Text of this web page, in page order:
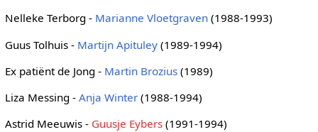
Nelleke Terborg - Marianne Vloetgraven(1988-1993)
Guus Tolhuis - Martijn Apituley(1989-1994)
Ex patiënt de Jong - Martin Brozius(1989)
Liza Messing - Anja Winter(1988-1994)
Astrid Meeuwis - Guusje Eybers(1991-1994)